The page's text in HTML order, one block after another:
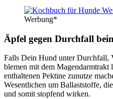
Wer­bung*
Äpfel gegen Durch­fall
Falls Dein Hund unter Durch­fall,
ble­men mit dem
ent­hal­te­nen Pek­ti­ne zunut­ze
Wesent­li­chen um Bal­last­stof­fe,
und somit stop­fend wir­ken.